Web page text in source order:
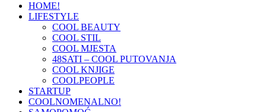
HOME!
LIFESTYLE
COOL BEAUTY
COOL STIL
COOL MJESTA
48SATI – COOL PUTOVANJA
COOL KNJIGE
COOLPEOPLE
STARTUP
COOLNOMENALNO!